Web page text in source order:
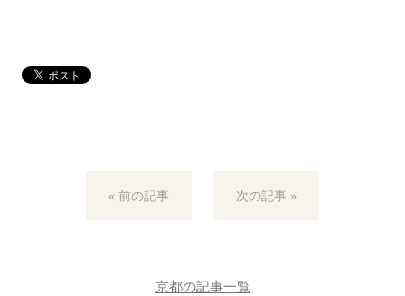
« 前の記事 次の記事 »
京都の記事一覧